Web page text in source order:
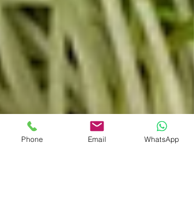
Phone Email WhatsApp